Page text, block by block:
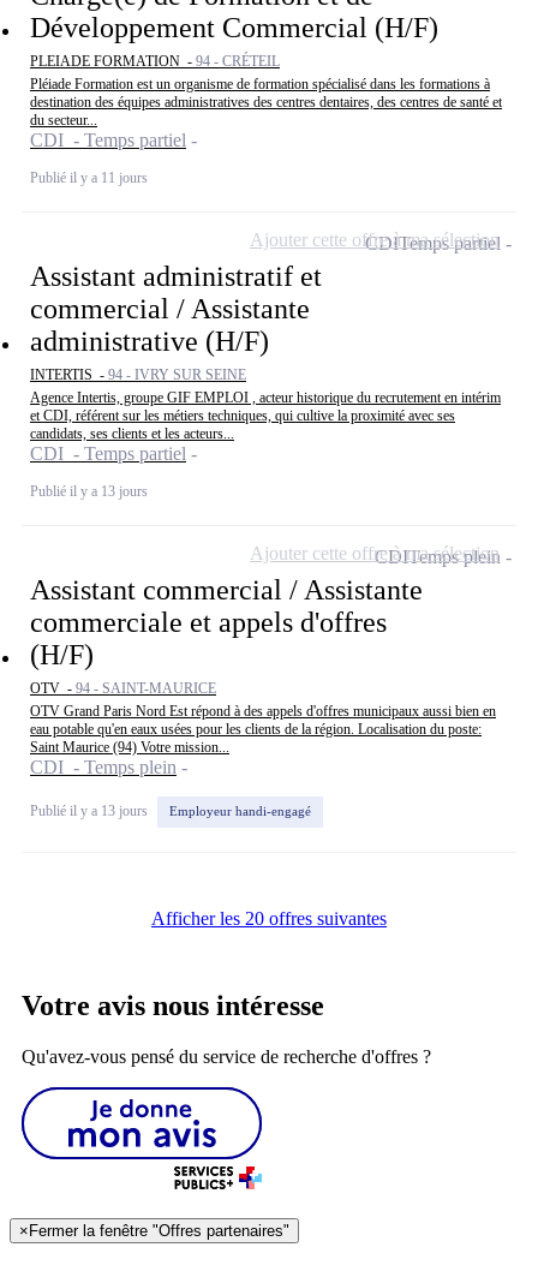
Développement Commercial (H/F)
PLEIADE FORMATION - 94 - CRÉTEIL
Pléiade Formation est un organisme de formation spécialisé dans les formations à
destination des équipes administratives des centres dentaires, des centres de santé et
du secteur...
CDI - Temps partiel
Publié il y a 11 jours
Assistant administratif et
commercial / Assistante
administrative (H/F)
INTERTIS - 94 - IVRY SUR SEINE
Agence Intertis, groupe GIF EMPLOI , acteur historique du recrutement en intérim
et CDI, référent sur les métiers techniques, qui cultive la proximité avec ses
candidats, ses clients et les acteurs...
CDI - Temps partiel
Publié il y a 13 jours
CDITemps partiel
Ajouter cette offre à ma sélection
Assistant commercial / Assistante
commerciale et appels d'offres
(H/F)
OTV - 94 - SAINT-MAURICE
OTV Grand Paris Nord Est répond à des appels d'offres municipaux aussi bien en
eau potable qu'en eaux usées pour les clients de la région. Localisation du poste:
Saint Maurice (94) Votre mission...
CDI - Temps plein
Publié il y a 13 jours Employeur handi-engagé
CDITemps plein
Ajouter cette offre à ma sélection
Afficher les 20 offres suivantes
Votre avis nous intéresse
Qu'avez-vous pensé du service de recherche d'offres ?
× Fermer la fenêtre "Offres partenaires"